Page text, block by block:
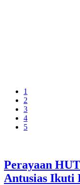
1
2
3
4
5
Perayaan
Antusias Ikuti